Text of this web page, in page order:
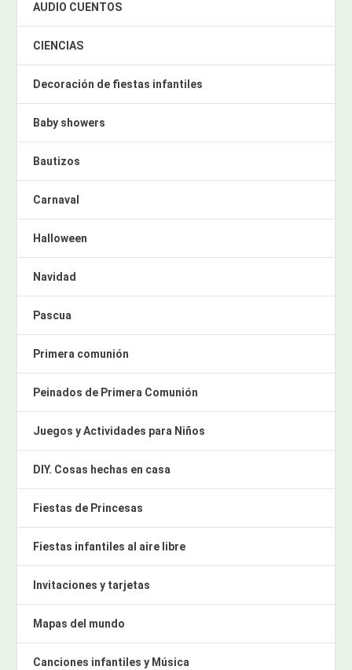
AUDIO CUENTOS
CIENCIAS
Decoración de fiestas infantiles
Baby showers
Bautizos
Carnaval
Halloween
Navidad
Pascua
Primera comunión
Peinados de Primera Comunión
Juegos y Actividades para Niños
DIY. Cosas hechas en casa
Fiestas de Princesas
Fiestas infantiles al aire libre
Invitaciones y tarjetas
Mapas del mundo
Canciones infantiles y Música